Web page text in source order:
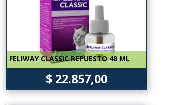
FELIWAY CLASSIC REPUESTO 48 ML
$ 22.857,00